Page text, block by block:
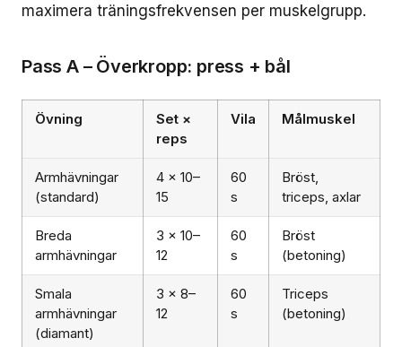
maximera träningsfrekvensen per muskelgrupp.
Pass A – Överkropp: press + bål
Övning
Set ×
reps
Vila Målmuskel
Armhävningar
(standard)
4 × 10–
15
60
s
Bröst,
triceps, axlar
Breda
armhävningar
3 × 10–
12
60
s
Bröst
(betoning)
Smala
armhävningar
(diamant)
3 × 8–
12
60
s
Triceps
(betoning)